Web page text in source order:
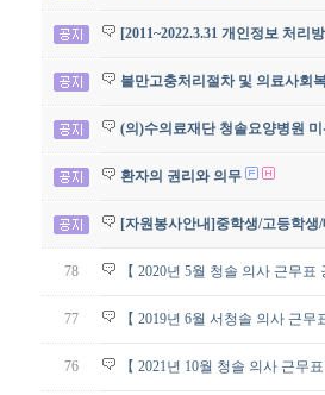
[2011~2022.3.31 개인정보 처리
불만고충처리절차 및 의료사회
(의)수의료재단 청솔요양병원
환자의 권리와 의무
[자원봉사안내]중학생/고등학
78 【 2020년 5월 청솔 의사 근무표
77 【 2019년 6월 서청솔 의사 근무
76 【 2021년 10월 청솔 의사 근무